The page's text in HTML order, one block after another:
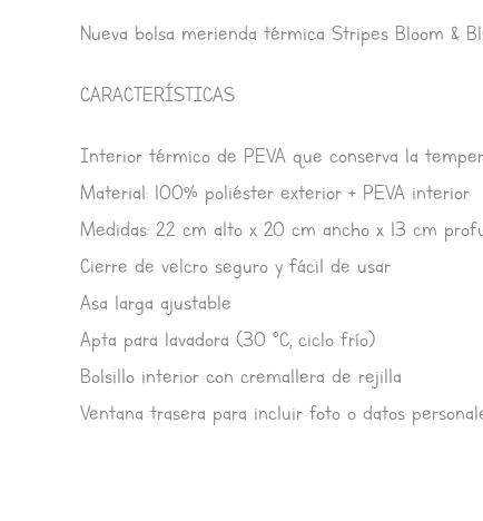
Nueva bolsa merienda térmica Stripes Bloom &
CARACTERÍSTICAS
Interior térmico de PEVA que conserva la
Material: 100% poliéster exterior + PEVA interior
Medidas: 22 cm alto x 20 cm ancho x 13 cm
Cierre de velcro seguro y fácil de usar
Asa larga ajustable
Apta para lavadora (30 °C, ciclo frío)
Bolsillo interior con cremallera de rejilla
Ventana trasera para incluir foto o datos